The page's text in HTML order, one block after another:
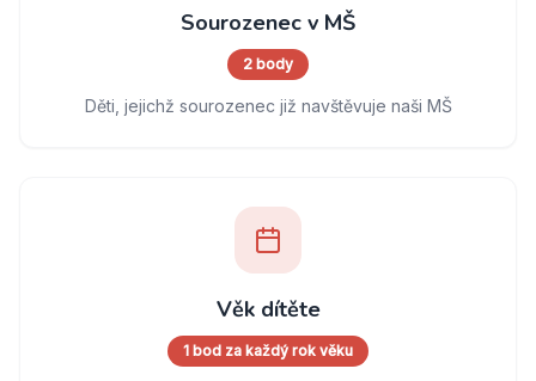
Sourozenec v MŠ
2 body
Děti, jejichž sourozenec již navštěvuje naši MŠ
Věk dítěte
1 bod za každý rok věku